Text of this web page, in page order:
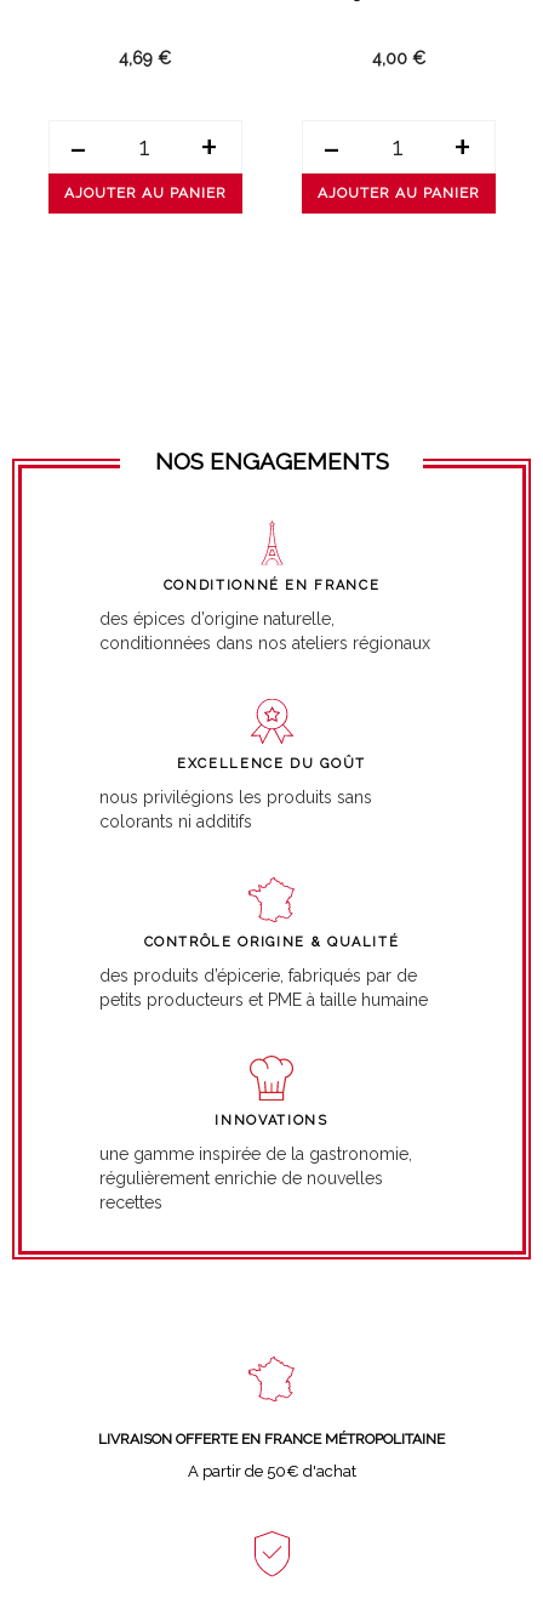
4,69 €
- +
AJOUTER AU PANIER
4,00 €
- +
AJOUTER AU PANIER
NOS ENGAGEMENTS
CONDITIONNÉ EN FRANCE
des épices d’origine naturelle,
conditionnées dans nos ateliers régionaux
EXCELLENCE DU GOÛT
nous privilégions les produits sans
colorants ni additifs
CONTRÔLE ORIGINE & QUALITÉ
des produits d’épicerie, fabriqués par de
petits producteurs et PME à taille humaine
INNOVATIONS
une gamme inspirée de la gastronomie,
régulièrement enrichie de nouvelles
recettes
LIVRAISON OFFERTE EN FRANCE MÉTROPOLITAINE
A partir de 50€ d'achat